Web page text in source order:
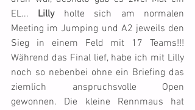
EL... Lilly holte sich am normalen
Meeting im Jumping und A2 jeweils den
Sieg in einem Feld mit 17 Teams!!!
Während das Final lief, habe ich mit Lilly
noch so nebenbei ohne ein Briefing das
ziemlich anspruchsvolle Open
gewonnen. Die kleine Rennmaus hat